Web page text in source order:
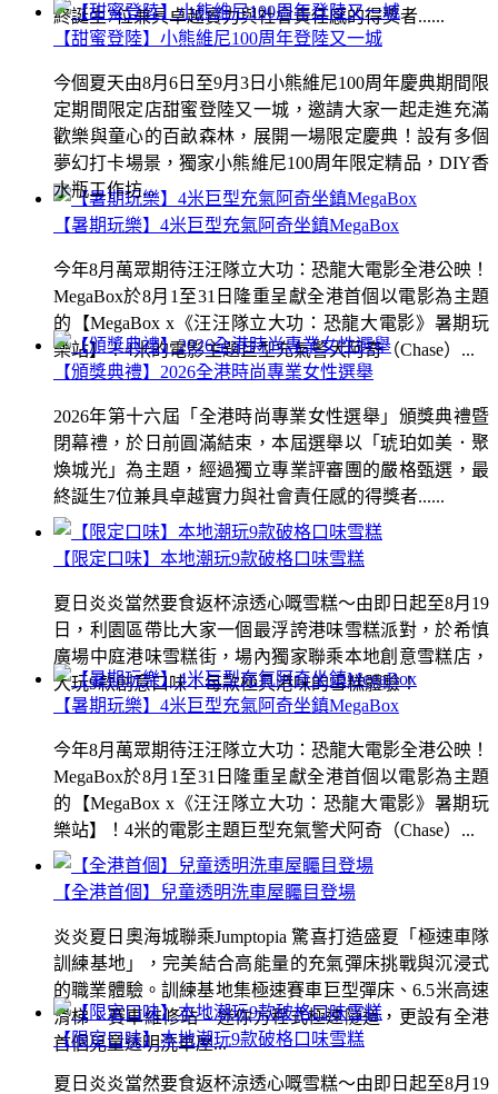
終誕生7位兼具卓越實力與社會責任感的得獎者......
【暑期玩樂】4米巨型充氣阿奇坐鎮MegaBox
今年8月萬眾期待汪汪隊立大功：恐龍大電影全港公映！
MegaBox於8月1至31日隆重呈獻全港首個以電影為主題
的【MegaBox x《汪汪隊立大功：恐龍大電影》暑期玩
樂站】！4米的電影主題巨型充氣警犬阿奇（Chase）...
【限定口味】本地潮玩9款破格口味雪糕
夏日炎炎當然要食返杯涼透心嘅雪糕～由即日起至8月19
日，利園區帶比大家一個最浮誇港味雪糕派對，於希慎
廣場中庭港味雪糕街，場內獨家聯乘本地創意雪糕店，
大玩9款創意口味！每款極具港味的雪糕體驗！
【全港首個】兒童透明洗車屋矚目登場
炎炎夏日奧海城聯乘Jumptopia 驚喜打造盛夏「極速車隊
訓練基地」，完美結合高能量的充氣彈床挑戰與沉浸式
的職業體驗。訓練基地集極速賽車巨型彈床、6.5米高速
滑梯、賽車維修站、迷你方程式極速隧道，更設有全港
首個兒童透明洗車屋...
【甜蜜登陸】小熊維尼100周年登陸又一城
今個夏天由8月6日至9月3日小熊維尼100周年慶典期間限
定期間限定店甜蜜登陸又一城，邀請大家一起走進充滿
歡樂與童心的百畝森林，展開一場限定慶典！設有多個
夢幻打卡場景，獨家小熊維尼100周年限定精品，DIY香
水瓶工作坊...
【頒獎典禮】2026全港時尚專業女性選舉
2026年第十六屆「全港時尚專業女性選舉」頒獎典禮暨
閉幕禮，於日前圓滿結束，本屆選舉以「琥珀如美．聚
煥城光」為主題，經過獨立專業評審團的嚴格甄選，最
終誕生7位兼具卓越實力與社會責任感的得獎者......
【暑期玩樂】4米巨型充氣阿奇坐鎮MegaBox
今年8月萬眾期待汪汪隊立大功：恐龍大電影全港公映！
MegaBox於8月1至31日隆重呈獻全港首個以電影為主題
的【MegaBox x《汪汪隊立大功：恐龍大電影》暑期玩
樂站】！4米的電影主題巨型充氣警犬阿奇（Chase）...
【限定口味】本地潮玩9款破格口味雪糕
夏日炎炎當然要食返杯涼透心嘅雪糕～由即日起至8月19